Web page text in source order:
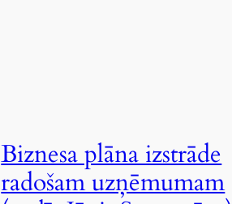
Biznesa plāna izstrāde
radošam uzņēmumam